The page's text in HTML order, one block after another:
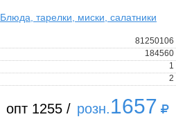
Блюда, тарелки, миски, салатники
81250106
184560
1
2
опт 1255 / розн.1657